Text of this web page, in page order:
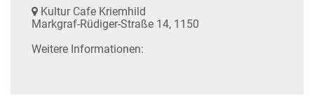
Kultur Cafe Kriemhild
Markgraf-Rüdiger-Straße 14, 1150
Weitere Informationen: